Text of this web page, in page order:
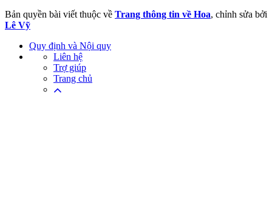
Bản quyền bài viết thuộc về Trang thông tin về Hoa, chỉnh sửa bởi
Lê Vỹ
Quy định và Nội quy
Liên hệ
Trợ giúp
Trang chủ